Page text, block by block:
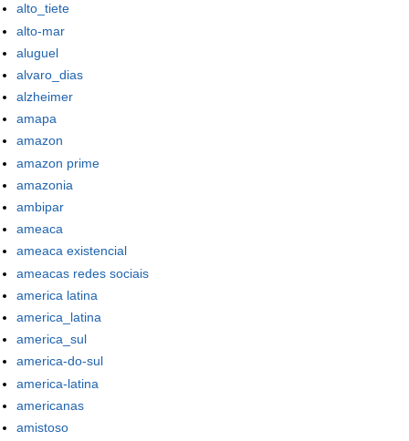
alto_tiete
alto-mar
aluguel
alvaro_dias
alzheimer
amapa
amazon
amazon prime
amazonia
ambipar
ameaca
ameaca existencial
ameacas redes sociais
america latina
america_latina
america_sul
america-do-sul
america-latina
americanas
amistoso